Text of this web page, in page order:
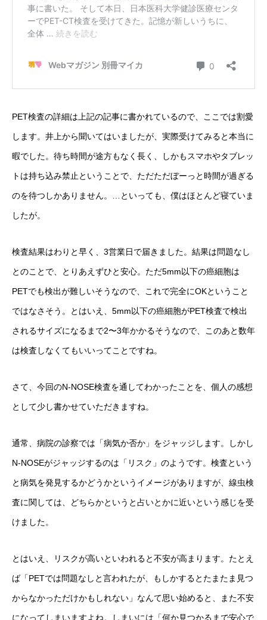
PET検査の詳細は上記の記事に書かれているので、ここでは割愛
します。井上から聞いてはいましたが、実際受けてみると本当に
暇でした。待ち時間が途方もなく長く、しかもスマホやタブレッ
トは持ち込み禁止ということで、ただただぼーっと時間が過ぎる
のを待つしかありません。…といっても、僕はほとんど寝ていま
したが。
検査結果はわりと早く、3営業日で届きました。結果は問題なし
とのことで、とりあえずひと安心。ただ5mm以下の癌細胞は
PETでも検出が難しいそうなので、これで完全にOKということ
ではなさそう。とはいえ、5mm以下の癌細胞がPET検査で検出
されるサイズになるまで2〜3年かかるそうなので、このあと数年
は検査しなくてもいいってことですね。
さて、今回のN-NOSE検査を通してわかったことを、個人の感想
として少し書かせていただきますね。
通常、病院の診察では「病気か否か」をジャッジします。しかし
N-NOSEがジャッジするのは「リスク」のようです。検査という
と病気を発見するかどうかというイメージがありますが、線虫検
査に関しては、どちらかというと占いとかに近いという感じを受
けました。
とはいえ、リスクが高いといわれると不安が高まります。たとえ
ば「PETでは問題なしと言われたが、もしかするとたまたま見つ
からなかっただけかもしれない」なんて思い始めると、また不安
になってしまいますよね。しまいには「何か見つかるまで安心で